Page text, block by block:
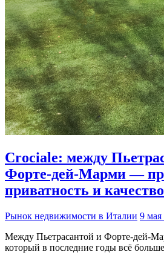
Crociale: между
Форте-дей-Марми —
приватность и
Рынок недвижимости в Италии 9 мая
Между Пьетрасантой и Форте-дей-
который в последние годы всё